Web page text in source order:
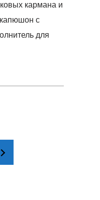
кармана и
с
для